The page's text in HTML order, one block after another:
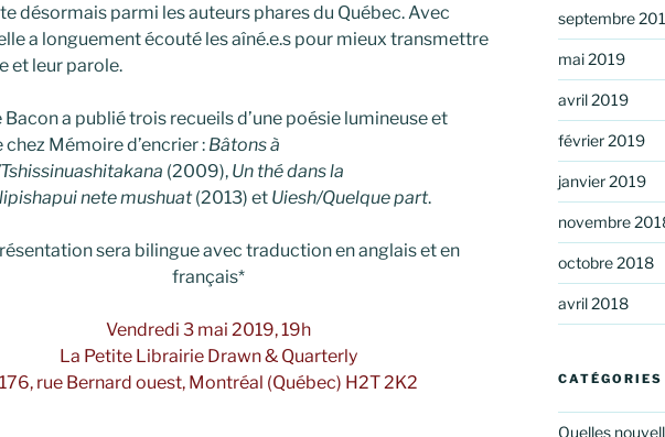
désormais parmi les auteurs phares du Québec. Avec
a longuement écouté les aîné.e.s pour mieux transmettre
et leur parole.
Bacon a publié trois recueils d’une poésie lumineuse et
Mémoire d’encrier : Bâtons à
(2009), Un thé dans la
nete mushuat(2013) et Uiesh/Quelque part.
sera bilingue avec traduction en anglais et en
français*
Vendredi 3 mai 2019, 19h
La Petite Librairie Drawn & Quarterly
176, rue Bernard ouest, Montréal (Québec) H2T 2K2
septembre
mai 2019
avril 2019
février 2019
janvier 2019
novembre
octobre 2018
avril 2018
CATÉGORIES
Quelles